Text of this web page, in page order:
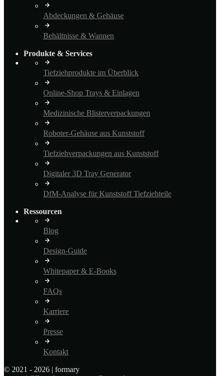
Abdeckungen & Gehäuse
Behältnisse & Wannen
Produkte & Services
Tiefziehprodukte im Überblick
Online-Shop Trays & Einlagen
Medizinische Blisterverpackungen
Roboter-Gehäuse aus Kunststoff
Tiefziehverpackungen aus Kunststoff
Digitaler 3D Tray Generator
DfM-Analyse für Kunststoff Tiefziehteile
Ressourcen
Blog
Design-Guide
Whitepaper & E-Books
FAQs
Karriere
Presse
Kontakt
© 2021 - 2026 | formary